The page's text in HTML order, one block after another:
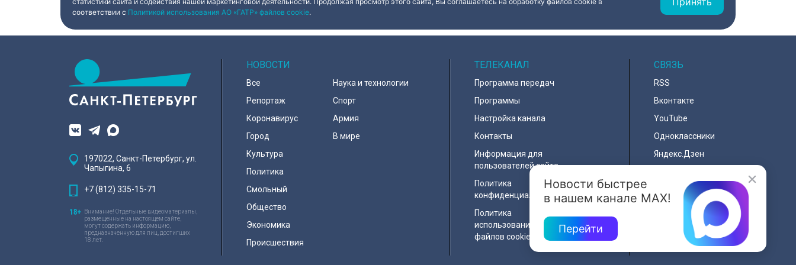
Новости быстрее
в нашем канале MAX!
Перейти
соответствии с Политикой использования АО «ГАТР» файлов cookie.
197022, Санкт-Петербург, ул.
Чапыгина, 6
+7 (812) 335-15-71
Внимание! Отдельные видеоматериалы,
размещенные на настоящем сайте,
могут содержать информацию,
предназначенную для лиц, достигших
18 лет.
НОВОСТИ
Все
Репортаж
Коронавирус
Город
Культура
Политика
Смольный
Общество
Экономика
Происшествия
Наука и технологии
Спорт
Армия
В мире
ТЕЛЕКАНАЛ
Программа передач
Программы
Настройка канала
Контакты
Информация для
пользователей сайта
Политика
конфиденциальности
Политика
использования
файлов cookie
СВЯЗЬ
RSS
Вконтакте
YouTube
Одноклассники
Яндекс.Дзен